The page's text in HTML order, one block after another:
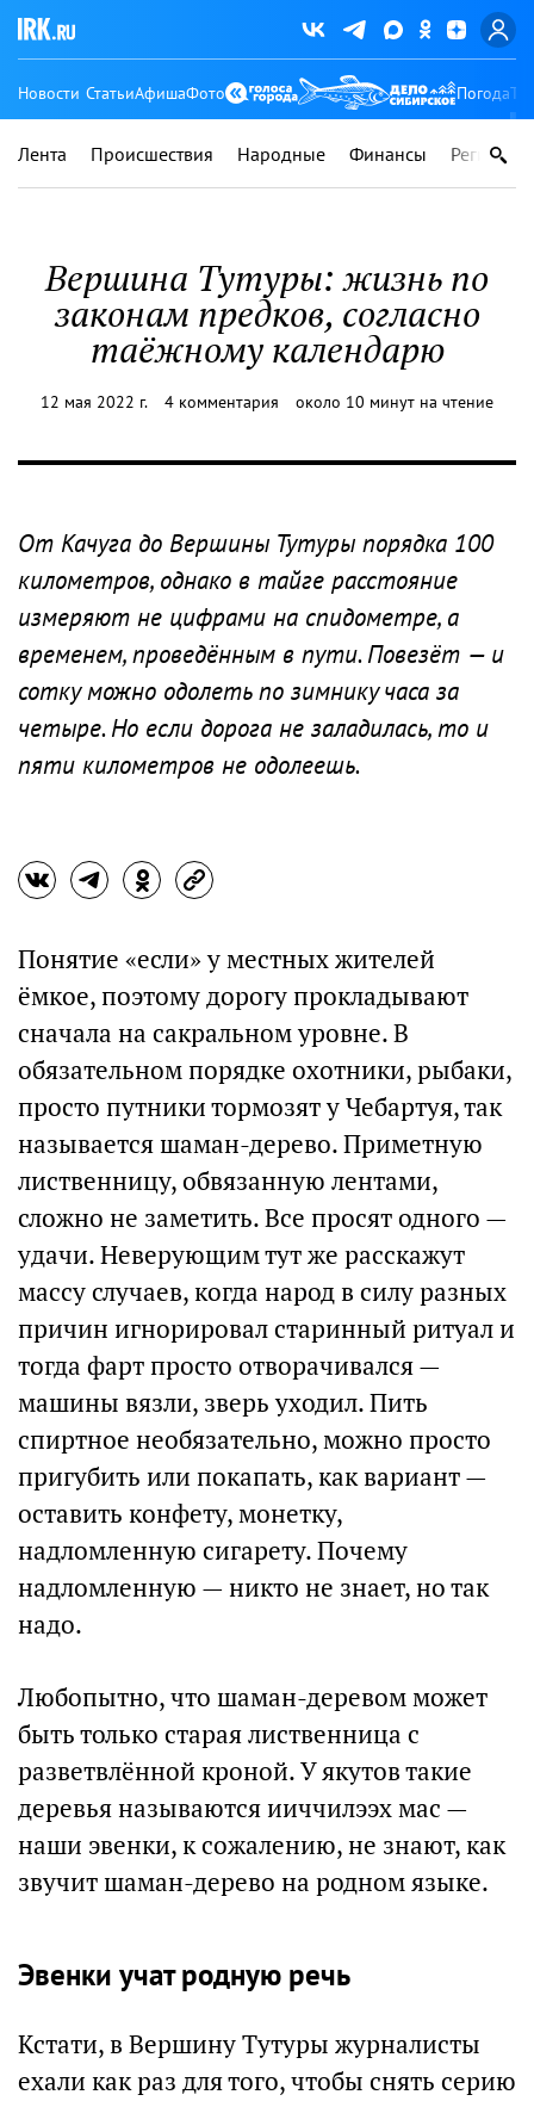
Новости СтатьиАфишаФото Погода
Лента Происшествия Народные Финансы Регионы
Вершина Тутуры: жизнь по
законам предков, согласно
таёжному календарю
12 мая 2022 г. 4 комментария около 10 минут на чтение
От Качуга до Вершины Тутуры порядка 100
километров, однако в тайге расстояние
измеряют не цифрами на спидометре, а
временем, проведённым в пути. Повезёт — и
сотку можно одолеть по зимнику часа за
четыре. Но если дорога не заладилась, то и
пяти километров не одолеешь.
Понятие «если» у местных жителей
ёмкое, поэтому дорогу прокладывают
сначала на сакральном уровне. В
обязательном порядке охотники, рыбаки,
просто путники тормозят у Чебартуя, так
называется шаман-дерево. Приметную
лиственницу, обвязанную лентами,
сложно не заметить. Все просят одного —
удачи. Неверующим тут же расскажут
массу случаев, когда народ в силу разных
причин игнорировал старинный ритуал и
тогда фарт просто отворачивался —
машины вязли, зверь уходил. Пить
спиртное необязательно, можно просто
пригубить или покапать, как вариант —
оставить конфету, монетку,
надломленную сигарету. Почему
надломленную — никто не знает, но так
надо.
Любопытно, что шаман-деревом может
быть только старая лиственница с
разветвлённой кроной. У якутов такие
деревья называются ииччилээх мас —
наши эвенки, к сожалению, не знают, как
звучит шаман-дерево на родном языке.
Эвенки учат родную речь
Кстати, в Вершину Тутуры журналисты
ехали как раз для того, чтобы снять серию